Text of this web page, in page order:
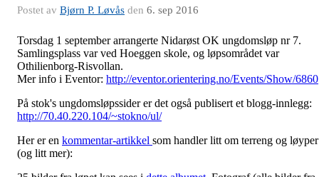
Postet av Bjørn P. Løvås den 6. sep 2016
Torsdag 1 september arrangerte Nidarøst OK ungdomsløp nr 7.
Samlingsplass var ved Hoeggen skole, og løpsområdet var
Othilienborg-Risvollan.
Mer info i Eventor: http://eventor.orientering.no/Events/Show/6860
På stok's ungdomsløpssider er det også publisert et blogg-innlegg:
http://70.40.220.104/~stokno/ul/
Her er en kommentar-artikkel som handler litt om terreng og løyper
(og litt mer):